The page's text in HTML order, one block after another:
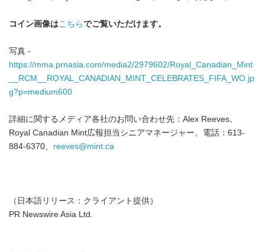
コイン画像はこちらでご覧いただけます。
写真 -
https://mma.prnasia.com/media2/2979602/Royal_Canadian_Mint
__RCM__ROYAL_CANADIAN_MINT_CELEBRATES_FIFA_WO.jp
g?p=medium600
詳細に関するメディア各社のお問い合わせ先：Alex Reeves、
Royal Canadian Mint広報担当シニアマネージャー、電話：613-
884-6370、 reeves@mint.ca
（日本語リリース：クライアント提供）
PR Newswire Asia Ltd.